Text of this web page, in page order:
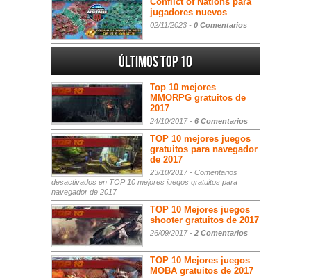
jugadores nuevos
02/11/2023 - 0 Comentarios
Últimos Top 10
Top 10 mejores
MMORPG gratuitos de
2017
24/10/2017 - 6 Comentarios
TOP 10 mejores juegos
gratuitos para navegador
de 2017
23/10/2017 - Comentarios
desactivados en TOP 10 mejores juegos gratuitos para
navegador de 2017
TOP 10 Mejores juegos
shooter gratuitos de 2017
26/09/2017 - 2 Comentarios
TOP 10 Mejores juegos
MOBA gratuitos de 2017